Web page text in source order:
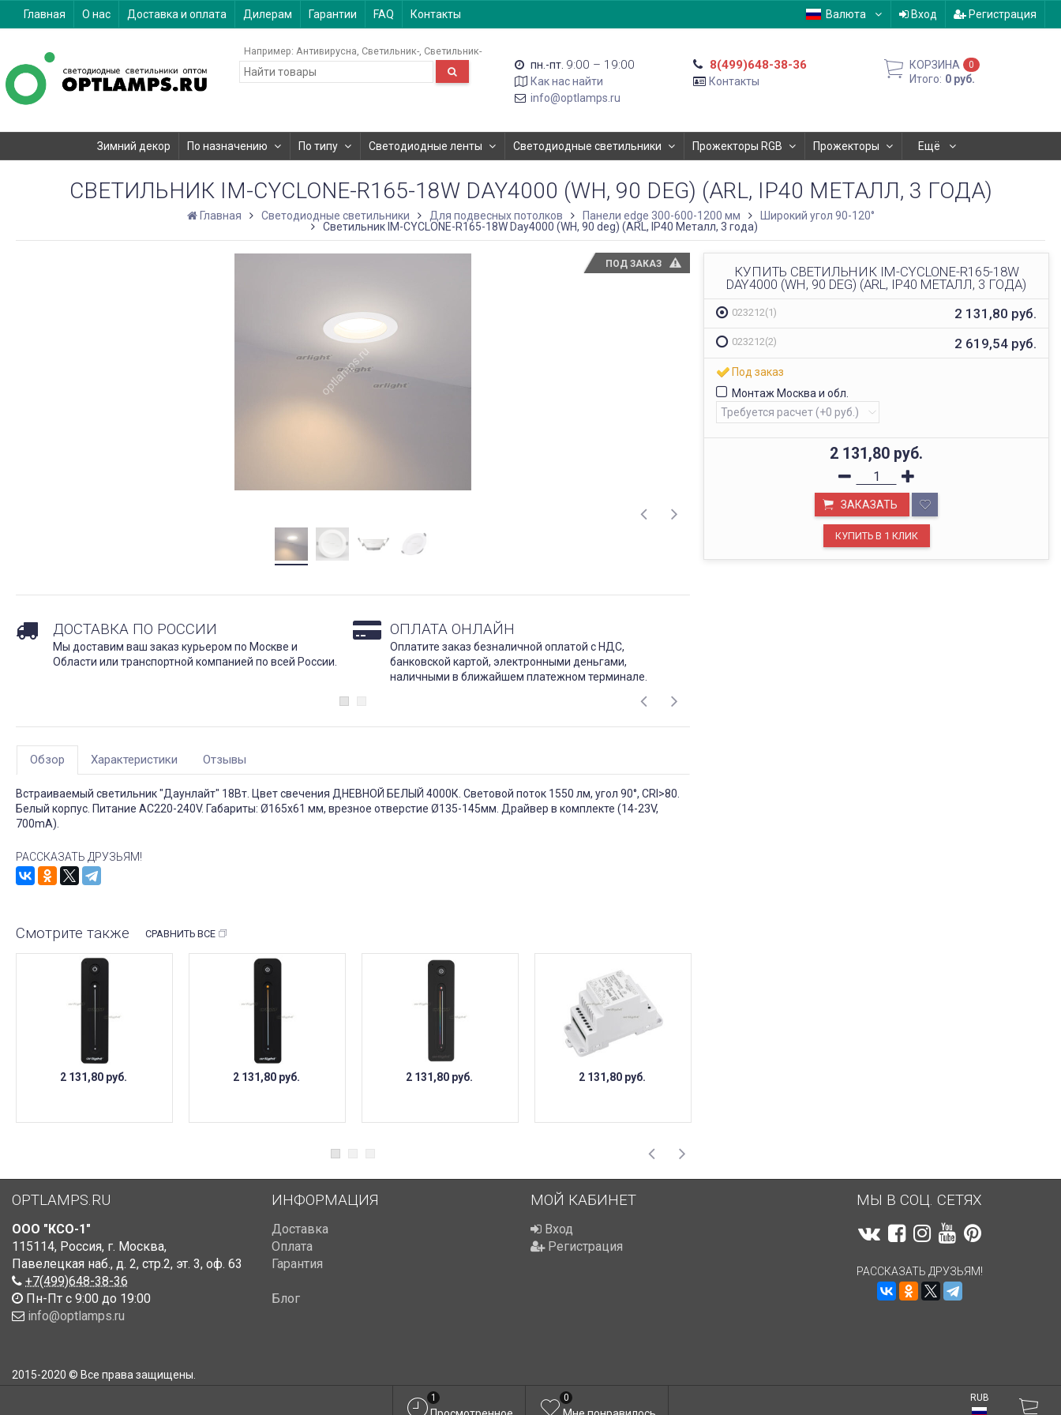
Главная О нас Доставка и оплата Дилерам Гарантии FAQ Контакты Валюта Вход Регистрация
Например: Антивирусна Светильник- Светильник-
пн.-пт. 9:00 – 19:00
Как нас найти
info@optlamps.ru
8(499)648-38-36
Контакты
КОРЗИНА 0
Итого: 0 руб.
Зимний декор По назначению По типу Светодиодные ленты Светодиодные светильники Прожекторы RGB Прожекторы Ещё
СВЕТИЛЬНИК IM-CYCLONE-R165-18W DAY4000 (WH, 90 DEG) (ARL, IP40 МЕТАЛЛ, 3 ГОДА)
Главная Светодиодные светильники Для подвесных потолков Панели edge 300-600-1200 мм
Широкий угол 90-120°
Светильник IM-CYCLONE-R165-18W Day4000 (WH, 90 deg) (ARL, IP40 Металл, 3 года)
ПОД ЗАКАЗ
КУПИТЬ СВЕТИЛЬНИК IM-CYCLONE-R165-18W
DAY4000 (WH, 90 DEG) (ARL, IP40 МЕТАЛЛ, 3 ГОДА)
023212(1) 2 131,80 руб.
023212(2) 2 619,54 руб.
Под заказ
Монтаж Москва и обл.
2 131,80 руб.
ЗАКАЗАТЬ
ДОСТАВКА ПО РОССИИ
Мы доставим ваш заказ курьером по Москве и
Области или транспортной компанией по всей России.
ОПЛАТА ОНЛАЙН
Оплатите заказ безналичной оплатой с НДС,
банковской картой, электронными деньгами,
наличными в ближайшем платежном терминале.
Обзор Характеристики Отзывы
Встраиваемый светильник "Даунлайт" 18Вт. Цвет свечения ДНЕВНОЙ БЕЛЫЙ 4000К. Световой поток 1550 лм, угол 90°, CRI>80.
Белый корпус. Питание AC220-240V. Габариты: Ø165х61 мм, врезное отверстие Ø135-145мм. Драйвер в комплекте (14-23V,
700mA).
РАССКАЗАТЬ ДРУЗЬЯМ!
Смотрите также СРАВНИТЬ ВСЕ
2 131,80 руб. 2 131,80 руб. 2 131,80 руб. 2 131,80 руб.
OPTLAMPS.RU
ООО "КСО-1"
115114, Россия, г. Москва,
Павелецкая наб., д. 2, стр.2, эт. 3, оф. 63
+7(499)648-38-36
Пн-Пт с 9:00 до 19:00
info@optlamps.ru
ИНФОРМАЦИЯ
Доставка
Оплата
Гарантия
Блог
МОЙ КАБИНЕТ
Вход
Регистрация
МЫ В СОЦ. СЕТЯХ
РАССКАЗАТЬ ДРУЗЬЯМ!
2015-2020 © Все права защищены.
1 0 RUB